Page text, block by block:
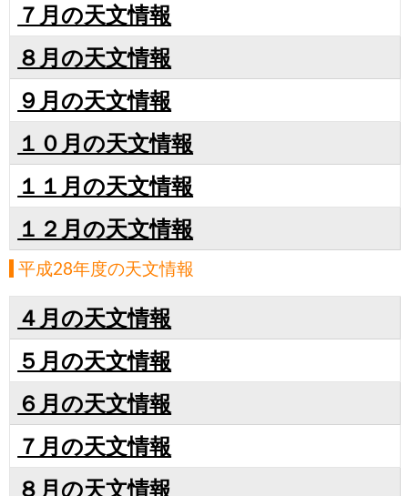
７月の天文情報
８月の天文情報
９月の天文情報
１０月の天文情報
１１月の天文情報
１２月の天文情報
平成28年度の天文情報
４月の天文情報
５月の天文情報
６月の天文情報
７月の天文情報
８月の天文情報